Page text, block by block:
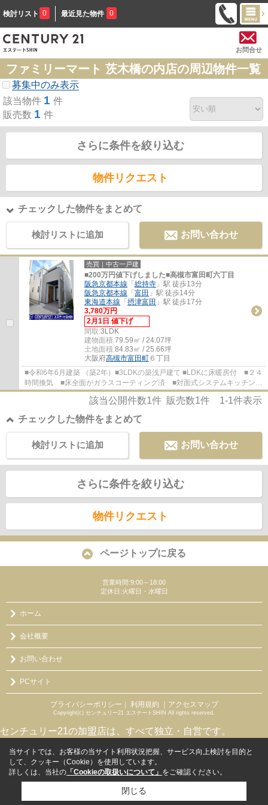
検討リスト 0 最近見た物件 0
お問合せ
ファミリーマート 茨木橋の内店の周辺物件一覧
募集中のみ表示
該当物件 1 件
販売数 1 件
さらに条件を絞り込む
物件リクエスト
チェックした物件をまとめて
検討リストに追加 お問い合わせ
売買｜中古一戸建
■200万円値下げしました■高槻市富田町六丁目
阪急京都本線 「 総持寺 」駅 徒歩13分
阪急京都本線 「 富田 」駅 徒歩14分
東海道本線 「 摂津富田 」駅 徒歩17分
3,780万円
2月1日 値下げ
間取:3LDK
建物面積:79.59㎡ / 24.07坪
土地面積:84.83㎡ / 25.66坪
大阪府高槻市富田町 ６丁目
■令和6年6月建築 （築2年）■3LDKの築浅戸建て ■LDKに床暖房付 ■２４
時間換気 ■床全面がガラスコーティング済 ■対面式システムキッチン
■トイレ２ヶ所 ■阪急京都線「総持寺」駅徒歩...
該当公開件数1件 販売数1件 1-1件表示
チェックした物件をまとめて
お問い合わせ
検討リストに追加
さらに条件を絞り込む
物件リクエスト
ページトップに戻る
営業時間:9:00～18:00
定休日:火曜日・水曜日
ホーム
会社概要
お問い合わせ
PCサイト
プライバシーポリシー ｜ 利用規約 ｜アクセスマップ
Copyright(c) センチュリー21 エステートSHIN All rights reserved.
センチュリー21の加盟店は、すべて独立・自営です。
当サイトでは、お客様の当サイト利用状況把握、サービス向上検討を目的と
して、クッキー（Cookie）を使用しています。
詳しくは、当社の 「Cookieの取扱いについて」 をご確認ください。
閉じる